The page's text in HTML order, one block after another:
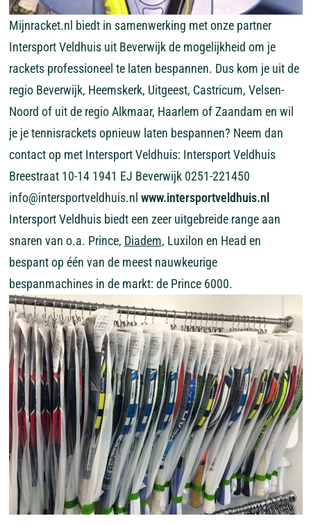
Mijnracket.nl biedt in samenwerking met onze partner
Intersport Veldhuis uit Beverwijk de mogelijkheid om je
rackets professioneel te laten bespannen. Dus kom je uit de
regio Beverwijk, Heemskerk, Uitgeest, Castricum, Velsen-
Noord of uit de regio Alkmaar, Haarlem of Zaandam en wil
je je tennisrackets opnieuw laten bespannen? Neem dan
contact op met Intersport Veldhuis: Intersport Veldhuis
Breestraat 10-14 1941 EJ Beverwijk 0251-221450
info@intersportveldhuis.nl www.intersportveldhuis.nl
Intersport Veldhuis biedt een zeer uitgebreide range aan
snaren van o.a. Prince, Diadem, Luxilon en Head en
bespant op één van de meest nauwkeurige
bespanmachines in de markt: de Prince 6000.